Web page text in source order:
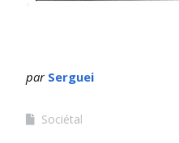
par Serguei
Sociétal